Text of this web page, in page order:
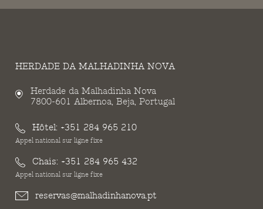
HERDADE DA MALHADINHA NOVA
Herdade da Malhadinha Nova
7800-601 Albernoa, Beja, Portugal
Hôtel: +351 284 965 210
Appel national sur ligne fixe
Chais: +351 284 965 432
Appel national sur ligne fixe
reservas@malhadinhanova.pt